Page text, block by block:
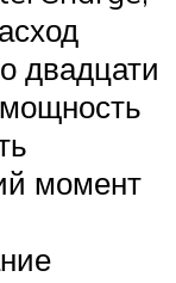
двадцати
момент